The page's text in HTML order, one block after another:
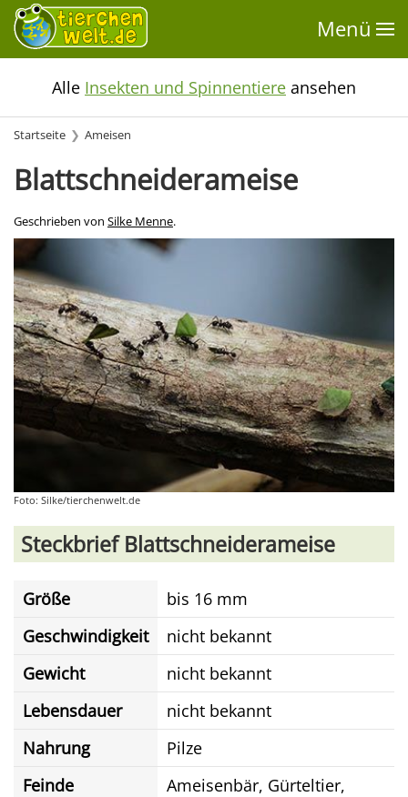
Menü
Alle Insekten und Spinnentiere ansehen
Startseite Ameisen
Blattschneiderameise
Geschrieben von Silke Menne.
Foto: Silke/tierchenwelt.de
Steckbrief Blattschneiderameise
Größe
bis 16 mm
Geschwindigkeit
nicht bekannt
Gewicht
nicht bekannt
Lebensdauer
nicht bekannt
Nahrung
Pilze
Feinde
Ameisenbär, Gürteltier,